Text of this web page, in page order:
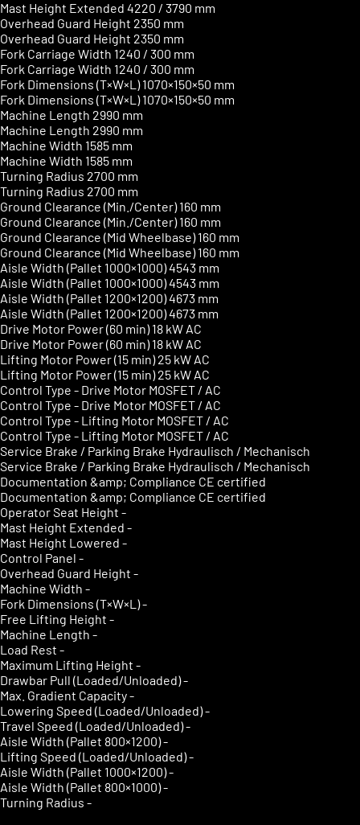
Mast Height Extended 4220 / 3790 mm
Overhead Guard Height 2350 mm
Overhead Guard Height 2350 mm
Fork Carriage Width 1240 / 300 mm
Fork Carriage Width 1240 / 300 mm
Fork Dimensions (T×W×L)1070×150×50 mm
Fork Dimensions (T×W×L)1070×150×50 mm
Machine Length 2990 mm
Machine Length 2990 mm
Machine Width 1585 mm
Machine Width 1585 mm
Turning Radius 2700 mm
Turning Radius 2700 mm
Ground Clearance (Min./Center)160 mm
Ground Clearance (Min./Center)160 mm
Ground Clearance (Mid Wheelbase)160 mm
Ground Clearance (Mid Wheelbase)160 mm
Aisle Width (Pallet 1000×1000)4543 mm
Aisle Width (Pallet 1000×1000)4543 mm
Aisle Width (Pallet 1200×1200)4673 mm
Aisle Width (Pallet 1200×1200)4673 mm
Drive Motor Power (60 min)18 kW AC
Drive Motor Power (60 min)18 kW AC
Lifting Motor Power (15 min)25 kW AC
Lifting Motor Power (15 min)25 kW AC
Control Type - Drive Motor MOSFET / AC
Control Type - Drive Motor MOSFET / AC
Control Type - Lifting Motor MOSFET / AC
Control Type - Lifting Motor MOSFET / AC
Service Brake / Parking Brake Hydraulisch / Mechanisch
Service Brake / Parking Brake Hydraulisch / Mechanisch
Documentation &amp; Compliance CE certified
Documentation &amp; Compliance CE certified
Operator Seat Height -
Mast Height Extended -
Mast Height Lowered -
Control Panel -
Overhead Guard Height -
Machine Width -
Fork Dimensions (T×W×L)-
Free Lifting Height -
Machine Length -
Load Rest -
Maximum Lifting Height -
Drawbar Pull (Loaded/Unloaded)-
Max. Gradient Capacity-
Lowering Speed (Loaded/Unloaded)-
Travel Speed (Loaded/Unloaded)-
Aisle Width (Pallet 800×1200)-
Lifting Speed (Loaded/Unloaded)-
Aisle Width (Pallet 1000×1200)-
Aisle Width (Pallet 800×1000)-
Turning Radius -